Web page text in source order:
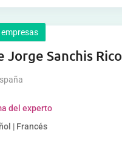
Jorge Sanchis Rico
del experto
| Francés